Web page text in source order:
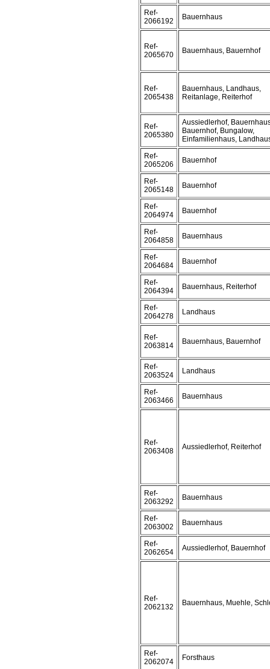
Ref-
2066192
Bauernhaus
Ref-
2065670
Bauernhaus, Bauernhof
Ref-
2065438
Bauernhaus, Landhaus,
Reitanlage, Reiterhof
Ref-
2065380
Aussiedlerhof,
Bauernhof, Bungalow,
Einfamilienhaus,
Ref-
2065206
Bauernhof
Ref-
2065148
Bauernhof
Ref-
2064974
Bauernhof
Ref-
2064858
Bauernhaus
Ref-
2064684
Bauernhof
Ref-
2064394
Bauernhaus, Reiterhof
Ref-
2064278
Landhaus
Ref-
2063814
Bauernhaus, Bauernhof
Ref-
2063524
Landhaus
Ref-
2063466
Bauernhaus
Ref-
2063408
Aussiedlerhof, Reiterhof
Ref-
2063292
Bauernhaus
Ref-
2063002
Bauernhaus
Ref-
2062654
Aussiedlerhof, Bauernhof
Ref-
2062132
Bauernhaus, Muehle,
Ref-
2062074
Forsthaus